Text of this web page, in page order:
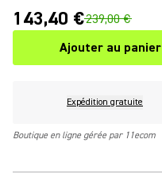
143,40 €239,00 €
Ajouter au panier
Expédition gratuite
Boutique en ligne gérée par 11ecom